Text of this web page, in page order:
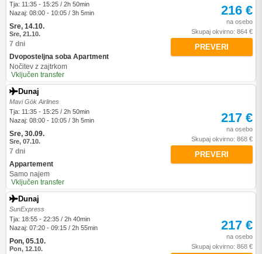
Tja: 11:35 - 15:25 / 2h 50min
Nazaj: 08:00 - 10:05 / 3h 5min
Sre, 14.10.
Sre, 21.10.
7 dni
Dvoposteljna soba Apartment
Nočitev z zajtrkom
Vključen transfer
216 €
na osebo
Skupaj okvirno: 864 €
PREVERI
Dunaj
Mavi Gök Airlines
Tja: 11:35 - 15:25 / 2h 50min
Nazaj: 08:00 - 10:05 / 3h 5min
Sre, 30.09.
Sre, 07.10.
7 dni
Appartement
Samo najem
Vključen transfer
217 €
na osebo
Skupaj okvirno: 868 €
PREVERI
Dunaj
SunExpress
Tja: 18:55 - 22:35 / 2h 40min
Nazaj: 07:20 - 09:15 / 2h 55min
Pon, 05.10.
Pon, 12.10.
217 €
na osebo
Skupaj okvirno: 868 €